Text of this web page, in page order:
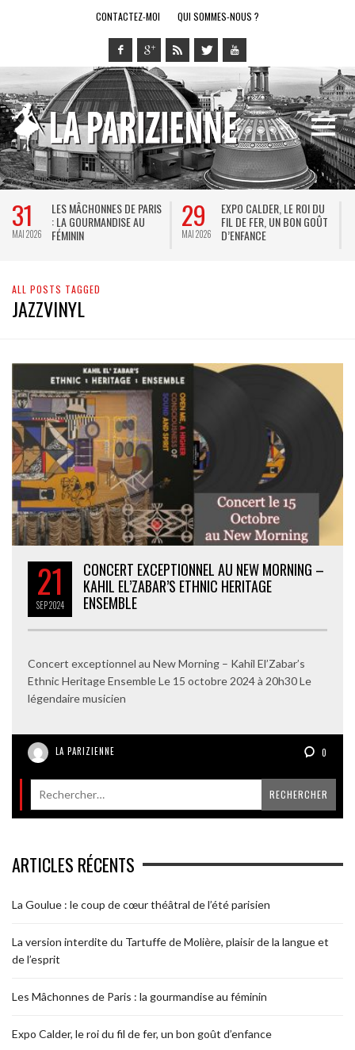
CONTACTEZ-MOI QUI SOMMES-NOUS ?
31
MAI 2026
LES MÂCHONNES DE PARIS
: LA GOURMANDISE AU
FÉMININ
29
MAI 2026
EXPO CALDER, LE ROI DU
FIL DE FER, UN BON GOÛT
D’ENFANCE
ALL POSTS TAGGED
JAZZVINYL
21
SEP2024
CONCERT EXCEPTIONNEL AU NEW MORNING –
KAHIL EL’ZABAR’S ETHNIC HERITAGE
ENSEMBLE
Concert exceptionnel au New Morning – Kahil El’Zabar’s
Ethnic Heritage Ensemble Le 15 octobre 2024 à 20h30 Le
légendaire musicien
LA PARIZIENNE 0
ARTICLES RÉCENTS
La Goulue : le coup de cœur théâtral de l’été parisien
La version interdite du Tartuffe de Molière, plaisir de la langue et
de l’esprit
Les Mâchonnes de Paris : la gourmandise au féminin
Expo Calder, le roi du fil de fer, un bon goût d’enfance